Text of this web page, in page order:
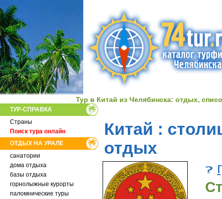
Тур в Китай из Челябинска: отдых,
ТУР-СПРАВКА
Страны
Поиск тура онлайн
ОТДЫХ НА УРАЛЕ
санатории
дома отдыха
базы отдыха
горнолыжные курорты
паломнические туры
Китай :
отдых